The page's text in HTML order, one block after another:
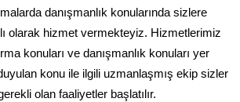
danışmanlık konularında sizlere
olarak hizmet vermekteyiz. Hizmetlerimiz
konuları ve danışmanlık konuları yer
konu ile ilgili uzmanlaşmış ekip sizler
olan faaliyetler başlatılır.